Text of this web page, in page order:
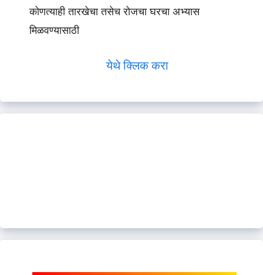
कोणत्याही तारखेचा तसेच रोजचा घरचा अभ्यास
मिळवण्यासाठी
येथे क्लिक करा